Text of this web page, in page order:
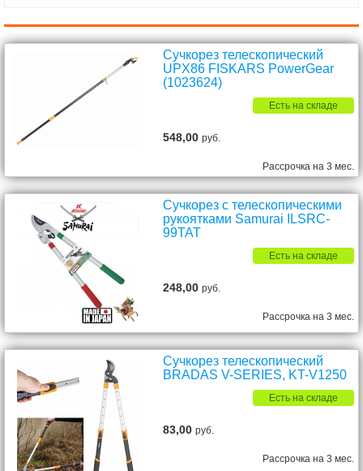
Сучкорез телескопический
UPX86 FISKARS PowerGear
(1023624)
Есть на складе
548,00руб.
Рассрочка на 3 мес.
Сучкорез с телескопическими
рукоятками Samurai ILSRC-
99TAT
Есть на складе
248,00руб.
Рассрочка на 3 мес.
Сучкорез телескопический
BRADAS V-SERIES, KT-V1250
Есть на складе
83,00руб.
Рассрочка на 3 мес.